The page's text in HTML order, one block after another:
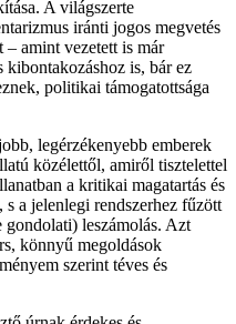
A világszerte
iránti jogos megvetés
amint vezetett is már
is, bár ez
politikai támogatottsága
legérzékenyebb emberek
közélettől, amiről tisztelettel
a kritikai magatartás és
s a jelenlegi rendszerhez fűzött
leszámolás. Azt
könnyű megoldások
szerint téves és